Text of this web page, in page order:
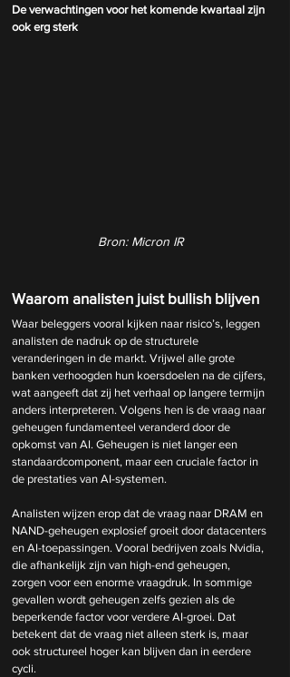
De verwachtingen voor het komende kwartaal zijn
ook erg sterk
Bron: Micron IR
Waarom analisten juist bullish blijven
Waar beleggers vooral kijken naar risico’s, leggen
analisten de nadruk op de structurele
veranderingen in de markt. Vrijwel alle grote
banken verhoogden hun koersdoelen na de cijfers,
wat aangeeft dat zij het verhaal op langere termijn
anders interpreteren. Volgens hen is de vraag naar
geheugen fundamenteel veranderd door de
opkomst van AI. Geheugen is niet langer een
standaardcomponent, maar een cruciale factor in
de prestaties van AI-systemen.
Analisten wijzen erop dat de vraag naar DRAM en
NAND-geheugen explosief groeit door datacenters
en AI-toepassingen. Vooral bedrijven zoals Nvidia,
die afhankelijk zijn van high-end geheugen,
zorgen voor een enorme vraagdruk. In sommige
gevallen wordt geheugen zelfs gezien als de
beperkende factor voor verdere AI-groei. Dat
betekent dat de vraag niet alleen sterk is, maar
ook structureel hoger kan blijven dan in eerdere
cycli.